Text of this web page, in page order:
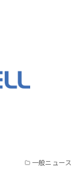
一般ニュース